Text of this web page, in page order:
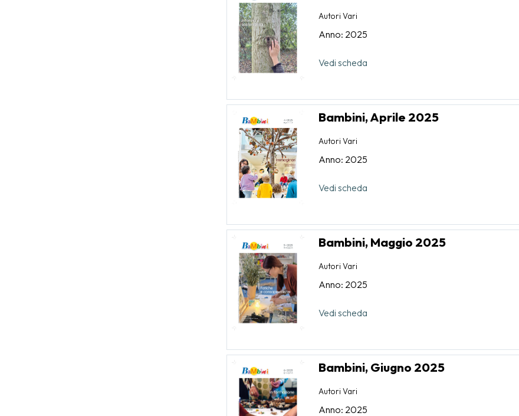
Autori Vari
Anno: 2025
Vedi scheda
Bambini, Aprile 2025
Autori Vari
Anno: 2025
Vedi scheda
Bambini, Maggio 2025
Autori Vari
Anno: 2025
Vedi scheda
Bambini, Giugno 2025
Autori Vari
Anno: 2025